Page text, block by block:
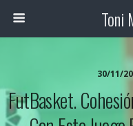
Toni
30/11/
FutBasket.